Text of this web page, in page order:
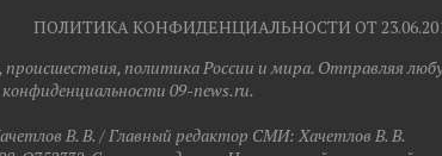
ПОЛИТИКА КОНФИДЕНЦИАЛЬНОСТИ ОТ
политика России и мира. Отправляя
конфиденциальности 09-news.ru.
B. B. / Главный редактор СМИ: Хaчeтлoв B. B.